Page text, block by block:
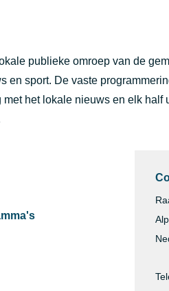
publieke omroep van de
en sport. De vaste
het lokale nieuws en elk half